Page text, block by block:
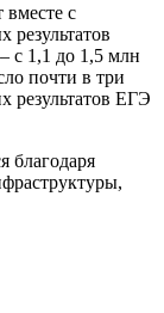
вместе с
с 1,1 до 1,5 млн
почти в три
результатов ЕГЭ
благодаря